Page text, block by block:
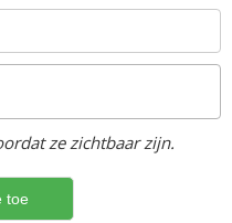
ze zichtbaar zijn.